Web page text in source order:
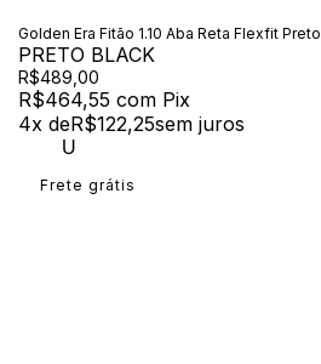
Golden Era Fitão 1.10 Aba Reta Flexfit Preto
PRETO BLACK
R$489,00
R$464,55 com Pix
4x deR$122,25sem juros
U
Frete grátis